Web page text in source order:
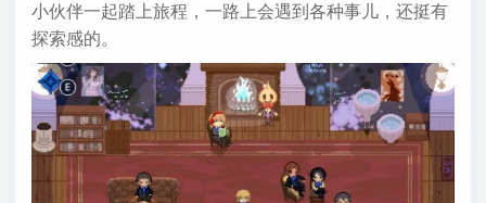
小伙伴一起踏上旅程，一路上会遇到各种事儿，还挺有
探索感的。